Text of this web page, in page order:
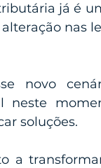
já é
nas
novo
neste
soluções.
a